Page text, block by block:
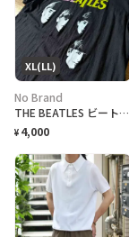
XL(LL)
No Brand
THE BEATLES ビートルズ バンドTシャツ
¥ 4,000